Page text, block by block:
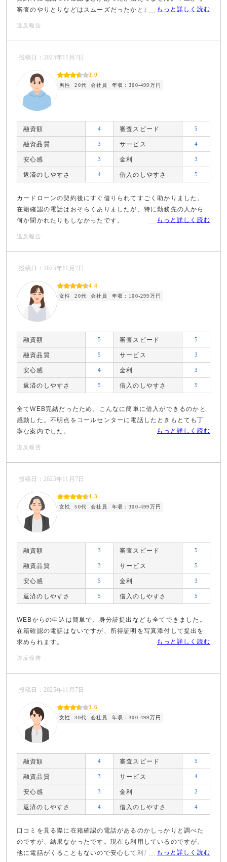
審査のやりとりなどはスムーズだったかと思います。もっと詳しく読む
違反報告
投稿日：2025年11月7日
3.9
男性 20代 会社員 年収：300-499万円
融資額 4 審査スピード 5
融資品質 3 サービス 4
安心感 3 金利 3
返済のしやすさ 4 借入のしやすさ 5
カードローンの契約後にすぐ借りられてすごく助かりました。
在籍確認の電話はおそらくありましたが、特に勤務先の人から
何か聞かれたりもしなかったです。
もっと詳しく読む
違反報告
投稿日：2025年11月7日
4.4
女性 20代 会社員 年収：100-299万円
融資額 5 審査スピード 5
融資品質 5 サービス 3
安心感 4 金利 3
返済のしやすさ 5 借入のしやすさ 5
全てWEB完結だったため、こんなに簡単に借入ができるのかと
感動した。不明点をコールセンターに電話したときもとても丁
寧な案内でした。
もっと詳しく読む
違反報告
投稿日：2025年11月7日
4.3
女性 50代 会社員 年収：300-499万円
融資額 3 審査スピード 5
融資品質 3 サービス 5
安心感 5 金利 3
返済のしやすさ 5 借入のしやすさ 5
WEBからの申込は簡単で、身分証提出なども全てできました。
在籍確認の電話はないですが、所得証明を写真添付して提出を
求められます。
もっと詳しく読む
違反報告
投稿日：2025年11月7日
3.6
女性 30代 会社員 年収：300-499万円
融資額 4 審査スピード 5
融資品質 3 サービス 4
安心感 3 金利 2
返済のしやすさ 4 借入のしやすさ 4
口コミを見る際に在籍確認の電話があるのかしっかりと調べた
のですが、結果なかったです。現在も利用しているのですが、
他に電話がくることもないので安心して利用できています。
もっと詳しく読む